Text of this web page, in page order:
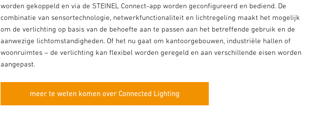
worden gekoppeld en via de STEINEL Connect-app worden geconfigureerd en bediend. De
combinatie van sensortechnologie, netwerkfunctionaliteit en lichtregeling maakt het mogelijk
om de verlichting op basis van de behoefte aan te passen aan het betreffende gebruik en de
aanwezige lichtomstandigheden. Of het nu gaat om kantoorgebouwen, industriële hallen of
woonruimtes – de verlichting kan flexibel worden geregeld en aan verschillende eisen worden
aangepast.
meer te weten komen over Connected Lighting